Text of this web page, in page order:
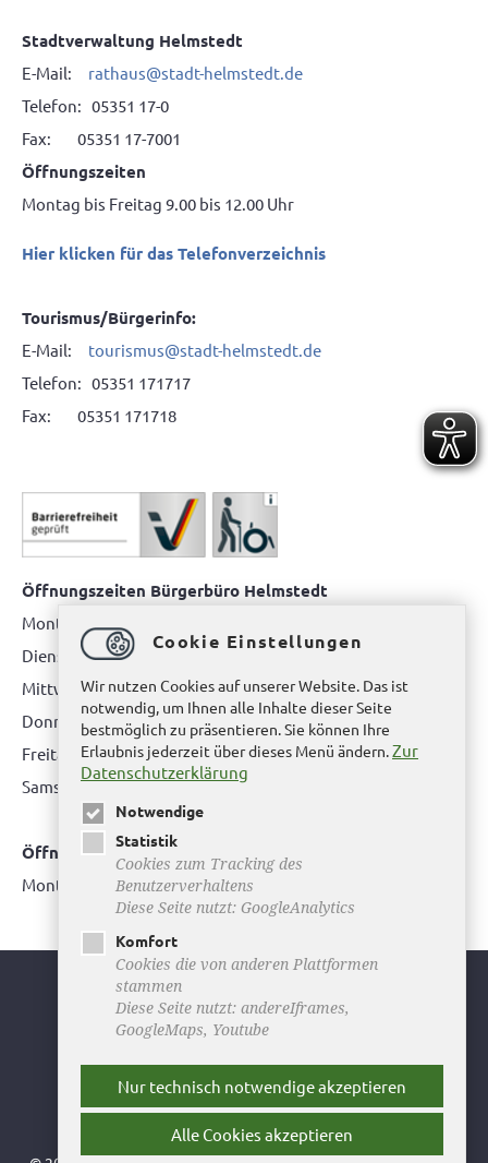
Stadtverwaltung Helmstedt
E-Mail: rathaus@stadt-helmstedt.de
Telefon: 05351 17-0
Fax: 05351 17-7001
Öffnungszeiten
Montag bis Freitag 9.00 bis 12.00 Uhr
Hier klicken für das Telefonverzeichnis
Tourismus/Bürgerinfo:
E-Mail: tourismus@stadt-helmstedt.de
Telefon: 05351 171717
Fax: 05351 171718
Öffnungszeiten Bürgerbüro Helmstedt
Montag: 08.00 bis 12.00 Uhr
Dienstag: 08.00 bis 12.00 Uhr & 15.00 Uhr bis 17.00 Uhr
Mittwoch: nur nach Terminvereinbarung
Donnerstag: 08.00 bis 12.00 Uhr & 14.00 Uhr bis 16.00 Uhr
Freitag: nur nach Terminvereinbarung
Samstag:bitte hier klicken
Öffnungszeiten Bürgerbüro Büddenstedt
Montag: 14:00 bis 16:00 Uhr
Youtube
Facebook
Instagram
Newsletter
Cookie Einstellungen
Wir nutzen Cookies auf unserer Website. Das ist
notwendig, um Ihnen alle Inhalte dieser Seite
bestmöglich zu präsentieren. Sie können Ihre
Erlaubnis jederzeit über dieses Menü ändern.Zur
Datenschutzerklärung
Notwendige
Statistik
Cookies zum Tracking des
Benutzerverhaltens
Diese Seite nutzt: GoogleAnalytics
Komfort
Cookies die von anderen Plattformen
stammen
Diese Seite nutzt: andereIframes,
GoogleMaps, Youtube
Nur technisch notwendige akzeptieren
Alle Cookies akzeptieren